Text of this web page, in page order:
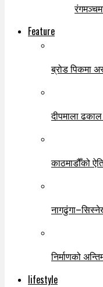
Feature
ब्रोड पिकमा
दीपमाला
काठमाडौँको
निर्माणको
lifestyle